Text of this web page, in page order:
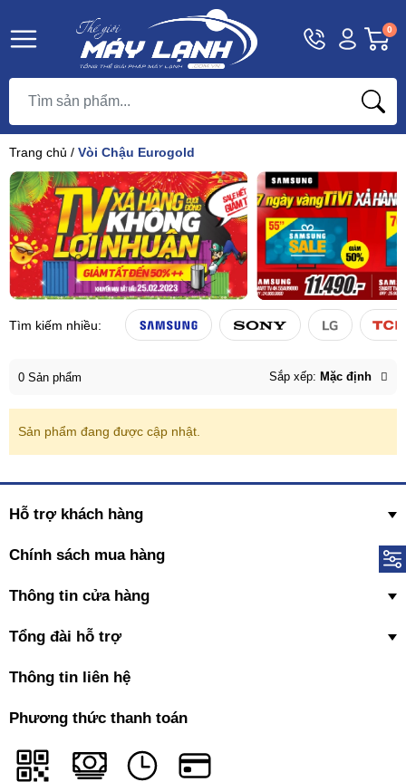
Hotline
1800
Tài
khoản
Khách
0
Trang chủ / Vòi Chậu Eurogold
Tìm kiếm nhiều:
0 Sản phẩm Sắp xếp: Mặc định
Sản phẩm đang được cập nhật.
Hỗ trợ khách hàng
Chính sách mua hàng
Thông tin cửa hàng
Tổng đài hỗ trợ
Thông tin liên hệ
Phương thức thanh toán